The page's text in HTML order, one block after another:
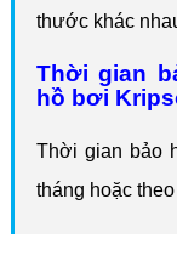
thước khác
Thời gian
hồ bơi
Thời gian bảo
tháng hoặc